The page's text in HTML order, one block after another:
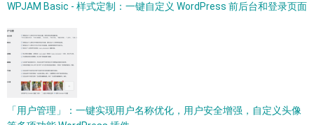
WPJAM Basic - 样式定制：一键自定义 WordPress 前后台和登录页面
「用户管理」：一键实现用户名称优化，用户安全增强，自定义头像